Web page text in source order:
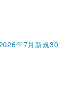
年7月新規30